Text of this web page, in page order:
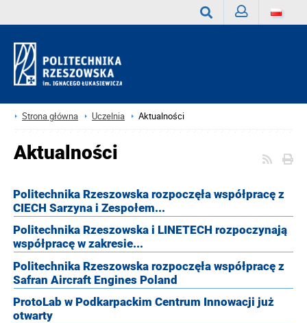
Strona główna Uczelnia Aktualności
Aktualności
Politechnika Rzeszowska rozpoczęła współpracę z
CIECH Sarzyna i Zespołem...
Politechnika Rzeszowska i LINETECH rozpoczynają
współpracę w zakresie...
Politechnika Rzeszowska rozpoczęła współpracę z
Safran Aircraft Engines Poland
ProtoLab w Podkarpackim Centrum Innowacji już
otwarty